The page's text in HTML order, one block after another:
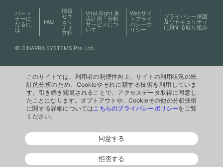
このサイトでは、利用者の利便性向上、サイトの利用状況の統
計的分析のため、Cookieやそれに類する技術を利用していま
す。引き続き閲覧されることで、アクセスデータ取得に同意し
たことになります。オプトアウトや、Cookieその他の分析技術
に関する詳細についてはこちらのプライバシーポリシーをご覧
ください。
同意する
拒否する
© CINARRA SYSTEMS Pte. Ltd.
パート
ナーに
なるに
は
FAQ
情報
セキ
ュリ
ティ
方針
Vital Sight 来
店計測・分析
サービスにつ
いて
Webサイ
トプライ
バシーポ
リシー
プライバシー保護
及びセキュリティ
に対する取り組み
このサイトでは、利用者の利便性向上、サイトの利用状況の統
計的分析のため、Cookieやそれに類する技術を利用していま
す。引き続き閲覧されることで、アクセスデータ取得に同意し
たことになります。オプトアウトや、Cookieその他の分析技術
に関する詳細についてはこちらのプライバシーポリシーをご覧
ください。
同意する
拒否する